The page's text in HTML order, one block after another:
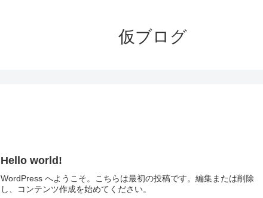
仮ブログ
Hello world!
WordPress へようこそ。こちらは最初の投稿です。編集または削除
し、コンテンツ作成を始めてください。